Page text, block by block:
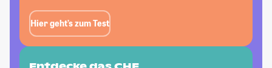
Hier geht’s zum Test